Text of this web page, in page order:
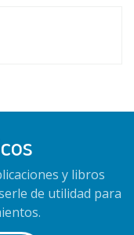
y libros
de utilidad para